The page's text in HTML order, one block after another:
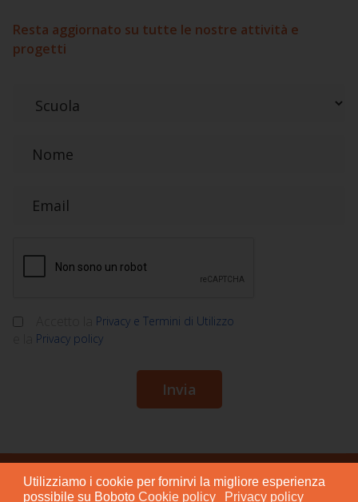
Utilizziamo i cookie per fornirvi la migliore esperienza
possibile su Boboto Cookie policy Privacy policy
Resta aggiornato su tutte le nostre attività e
progetti
Privacy e Termini di Utilizzo
Privacy policy
© 2015 - 2024 BOBOTO S.r.l. Società Benefit